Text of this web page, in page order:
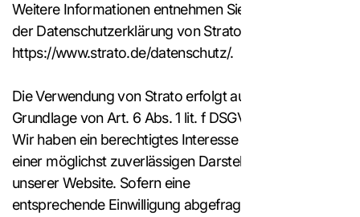
Weitere Informationen entnehmen Sie
der Datenschutzerklärung von Strato:
https://www.strato.de/datenschutz/.
Die Verwendung von Strato erfolgt auf
Grundlage von Art. 6 Abs. 1 lit. f DSGVO.
Wir haben ein berechtigtes Interesse an
einer möglichst zuverlässigen Darstellung
unserer Website. Sofern eine
entsprechende Einwilligung abgefragt